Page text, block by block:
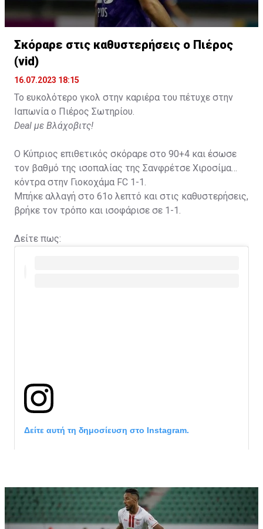
Σκόραρε στις καθυστερήσεις ο Πιέρος
(vid)
16.07.2023 18:15
Το ευκολότερο γκολ στην καριέρα του πέτυχε στην
Ιαπωνία ο Πιέρος Σωτηρίου.
Deal με Βλάχοβιτς!
Ο Κύπριος επιθετικός σκόραρε στο 90+4 και έσωσε
τον βαθμό της ισοπαλίας της Σανφρέτσε Χιροσίμα
κόντρα στην Γιοκοχάμα FC 1-1.
Μπήκε αλλαγή στο 61ο λεπτό και στις καθυστερήσεις,
βρήκε τον τρόπο και ισοφάρισε σε 1-1.
Δείτε πως:
Δείτε αυτή τη δημοσίευση στο Instagram.